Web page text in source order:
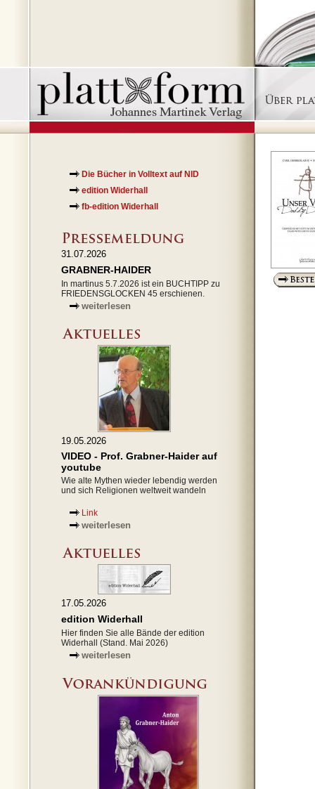
Die Bücher in Volltext auf NID
edition Widerhall
fb-edition Widerhall
31.07.2026
GRABNER-HAIDER
In martinus 5.7.2026 ist ein BUCHTIPP zu
FRIEDENSGLOCKEN 45 erschienen.
weiterlesen
19.05.2026
VIDEO - Prof. Grabner-Haider auf
youtube
Wie alte Mythen wieder lebendig werden
und sich Religionen weltweit wandeln
Link
weiterlesen
17.05.2026
edition Widerhall
Hier finden Sie alle Bände der edition
Widerhall (Stand. Mai 2026)
weiterlesen